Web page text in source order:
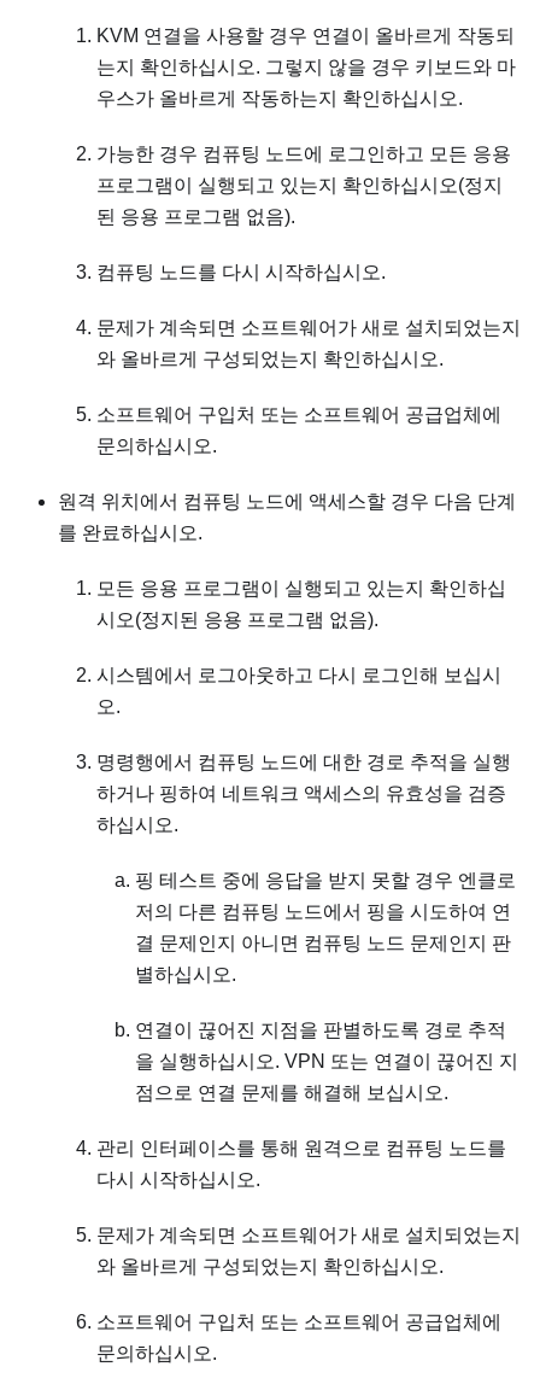
KVM 연결을 사용할 경우 연결이 올바르게 작동되
는지 확인하십시오. 그렇지 않을 경우 키보드와 마
우스가 올바르게 작동하는지 확인하십시오.
가능한 경우 컴퓨팅 노드에 로그인하고 모든 응용
프로그램이 실행되고 있는지 확인하십시오(정지
된 응용 프로그램 없음).
컴퓨팅 노드를 다시 시작하십시오.
문제가 계속되면 소프트웨어가 새로 설치되었는지
와 올바르게 구성되었는지 확인하십시오.
소프트웨어 구입처 또는 소프트웨어 공급업체에
문의하십시오.
원격 위치에서 컴퓨팅 노드에 액세스할 경우 다음 단계
를 완료하십시오.
모든 응용 프로그램이 실행되고 있는지 확인하십
시오(정지된 응용 프로그램 없음).
시스템에서 로그아웃하고 다시 로그인해 보십시
오.
명령행에서 컴퓨팅 노드에 대한 경로 추적을 실행
하거나 핑하여 네트워크 액세스의 유효성을 검증
하십시오.
핑 테스트 중에 응답을 받지 못할 경우 엔클로
저의 다른 컴퓨팅 노드에서 핑을 시도하여 연
결 문제인지 아니면 컴퓨팅 노드 문제인지 판
별하십시오.
연결이 끊어진 지점을 판별하도록 경로 추적
을 실행하십시오. VPN 또는 연결이 끊어진 지
점으로 연결 문제를 해결해 보십시오.
관리 인터페이스를 통해 원격으로 컴퓨팅 노드를
다시 시작하십시오.
문제가 계속되면 소프트웨어가 새로 설치되었는지
와 올바르게 구성되었는지 확인하십시오.
소프트웨어 구입처 또는 소프트웨어 공급업체에
문의하십시오.